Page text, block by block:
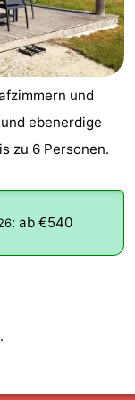
und
ebenerdige
zu 6 Personen.
: ab €540